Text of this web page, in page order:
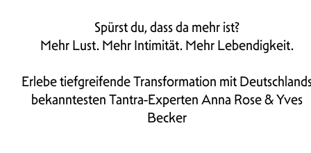
Spürst du, dass da mehr ist?
Mehr Lust. Mehr Intimität. Mehr Lebendigkeit.
Erlebe tiefgreifende Transformation mit
bekanntesten Tantra-Experten Anna Rose & Yves
Becker